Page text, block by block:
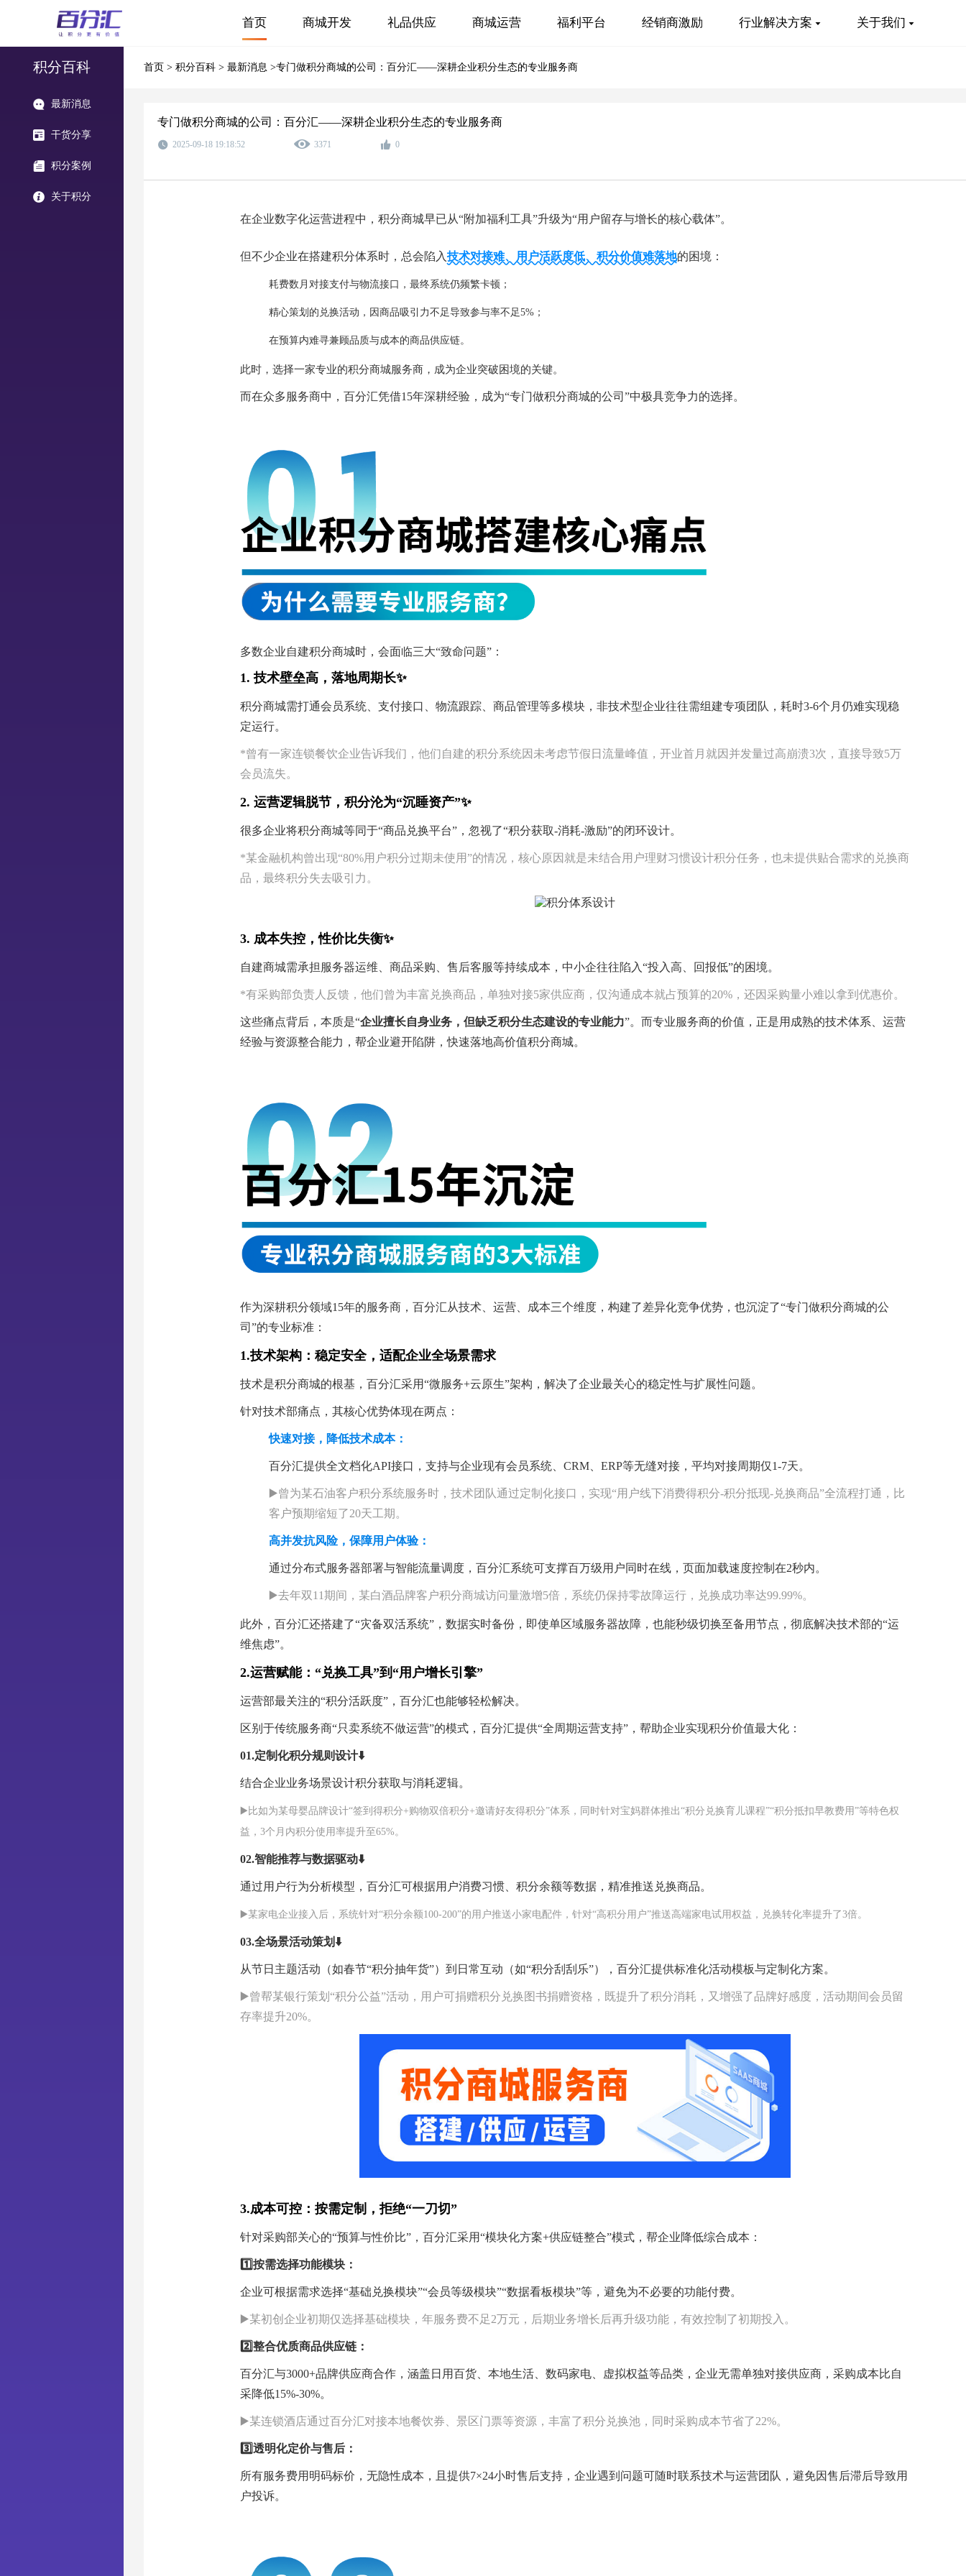
首页 商城开发 礼品供应 商城运营 福利平台 经销商激励 行业解决方案 关于我们
积分百科
最新消息
干货分享
积分案例
关于积分
首页 > 积分百科 > 最新消息 >专门做积分商城的公司：百分汇——深耕企业积分生态的专业服务商​
专门做积分商城的公司：百分汇——深耕企业积分生态的专业服务商​
2025-09-18 19:18:52 3371 0
在企业数字化运营进程中，积分商城早已从“附加福利工具”升级为“用户留存与增长的核心载体”。
但不少企业在搭建积分体系时，总会陷入技术对接难、用户活跃度低、积分价值难落地的困境：
耗费数月对接支付与物流接口，最终系统仍频繁卡顿；
精心策划的兑换活动，因商品吸引力不足导致参与率不足5%；
在预算内难寻兼顾品质与成本的商品供应链。
此时，选择一家专业的积分商城服务商，成为企业突破困境的关键。
而在众多服务商中，百分汇凭借15年深耕经验，成为“专门做积分商城的公司”中极具竞争力的选择。
多数企业自建积分商城时，会面临三大“致命问题”：
‌1. 技术壁垒高，落地周期长✨
积分商城需打通会员系统、支付接口、物流跟踪、商品管理等多模块，非技术型企业往往需组建专项团队，耗时3-6个月仍难实现稳
定运行。
*曾有一家连锁餐饮企业告诉我们，他们自建的积分系统因未考虑节假日流量峰值，开业首月就因并发量过高崩溃3次，直接导致5万
会员流失。
2. 运营逻辑脱节，积分沦为“沉睡资产”✨
很多企业将积分商城等同于“商品兑换平台”，忽视了“积分获取-消耗-激励”的闭环设计。
*某金融机构曾出现“80%用户积分过期未使用”的情况，核心原因就是未结合用户理财习惯设计积分任务，也未提供贴合需求的兑换商
品，最终积分失去吸引力。
3. 成本失控，性价比失衡✨
自建商城需承担服务器运维、商品采购、售后客服等持续成本，中小企往往陷入“投入高、回报低”的困境。
*有采购部负责人反馈，他们曾为丰富兑换商品，单独对接5家供应商，仅沟通成本就占预算的20%，还因采购量小难以拿到优惠价。
这些痛点背后，本质是“企业擅长自身业务，但缺乏积分生态建设的专业能力”。而专业服务商的价值，正是用成熟的技术体系、运营
经验与资源整合能力，帮企业避开陷阱，快速落地高价值积分商城。
作为深耕积分领域15年的服务商，百分汇从技术、运营、成本三个维度，构建了差异化竞争优势，也沉淀了“专门做积分商城的公
司”的专业标准：
1.技术架构：稳定安全，适配企业全场景需求
技术是积分商城的根基，百分汇采用“微服务+云原生”架构，解决了企业最关心的稳定性与扩展性问题。
针对技术部痛点，其核心优势体现在两点：
快速对接，降低技术成本：
百分汇提供全文档化API接口，支持与企业现有会员系统、CRM、ERP等无缝对接，平均对接周期仅1-7天。
▶️曾为某石油客户积分系统服务时，技术团队通过定制化接口，实现“用户线下消费得积分-积分抵现-兑换商品”全流程打通，比
客户预期缩短了20天工期。
高并发抗风险，保障用户体验：
通过分布式服务器部署与智能流量调度，百分汇系统可支撑百万级用户同时在线，页面加载速度控制在2秒内。
▶️去年双11期间，某白酒品牌客户积分商城访问量激增5倍，系统仍保持零故障运行，兑换成功率达99.99%。
此外，百分汇还搭建了“灾备双活系统”，数据实时备份，即使单区域服务器故障，也能秒级切换至备用节点，彻底解决技术部的“运
维焦虑”。
2.运营赋能：“兑换工具”到“用户增长引擎”
运营部最关注的“积分活跃度”，百分汇也能够轻松解决。
区别于传统服务商“只卖系统不做运营”的模式，百分汇提供“全周期运营支持”，帮助企业实现积分价值最大化：
01.定制化积分规则设计⬇️
结合企业业务场景设计积分获取与消耗逻辑。
▶️比如为某母婴品牌设计“签到得积分+购物双倍积分+邀请好友得积分”体系，同时针对宝妈群体推出“积分兑换育儿课程”“积分抵扣早教费用”等特色权
益，3个月内积分使用率提升至65%。
02.智能推荐与数据驱动⬇️
通过用户行为分析模型，百分汇可根据用户消费习惯、积分余额等数据，精准推送兑换商品。
▶️某家电企业接入后，系统针对“积分余额100-200”的用户推送小家电配件，针对“高积分用户”推送高端家电试用权益，兑换转化率提升了3倍。
03.全场景活动策划⬇️
从节日主题活动（如春节“积分抽年货”）到日常互动（如“积分刮刮乐”），百分汇提供标准化活动模板与定制化方案。
▶️曾帮某银行策划“积分公益”活动，用户可捐赠积分兑换图书捐赠资格，既提升了积分消耗，又增强了品牌好感度，活动期间会员留
存率提升20%。
3.成本可控：按需定制，拒绝“一刀切”
针对采购部关心的“预算与性价比”，百分汇采用“模块化方案+供应链整合”模式，帮企业降低综合成本：
1️⃣按需选择功能模块：
企业可根据需求选择“基础兑换模块”“会员等级模块”“数据看板模块”等，避免为不必要的功能付费。
▶️某初创企业初期仅选择基础模块，年服务费不足2万元，后期业务增长后再升级功能，有效控制了初期投入。
2️⃣整合优质商品供应链：
百分汇与3000+品牌供应商合作，涵盖日用百货、本地生活、数码家电、虚拟权益等品类，企业无需单独对接供应商，采购成本比自
采降低15%-30%。
▶️某连锁酒店通过百分汇对接本地餐饮券、景区门票等资源，丰富了积分兑换池，同时采购成本节省了22%。
3️⃣透明化定价与售后：
所有服务费用明码标价，无隐性成本，且提供7×24小时售后支持，企业遇到问题可随时联系技术与运营团队，避免因售后滞后导致用
户投诉。